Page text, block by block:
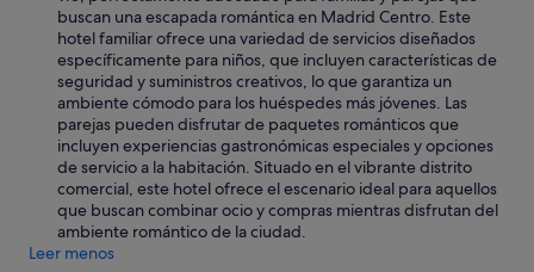
buscan una escapada romántica en Madrid Centro. Este
hotel familiar ofrece una variedad de servicios diseñados
específicamente para niños, que incluyen características de
seguridad y suministros creativos, lo que garantiza un
ambiente cómodo para los huéspedes más jóvenes. Las
parejas pueden disfrutar de paquetes románticos que
incluyen experiencias gastronómicas especiales y opciones
de servicio a la habitación. Situado en el vibrante distrito
comercial, este hotel ofrece el escenario ideal para aquellos
que buscan combinar ocio y compras mientras disfrutan del
ambiente romántico de la ciudad.
Leer menos